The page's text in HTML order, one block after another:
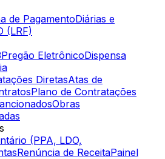
de PagamentoDiárias e
(LRF)
Pregão EletrônicoDispensa
DiretasAtas de
Plano de Contratações
Obras
(PPA, LDO,
Renúncia de ReceitaPainel